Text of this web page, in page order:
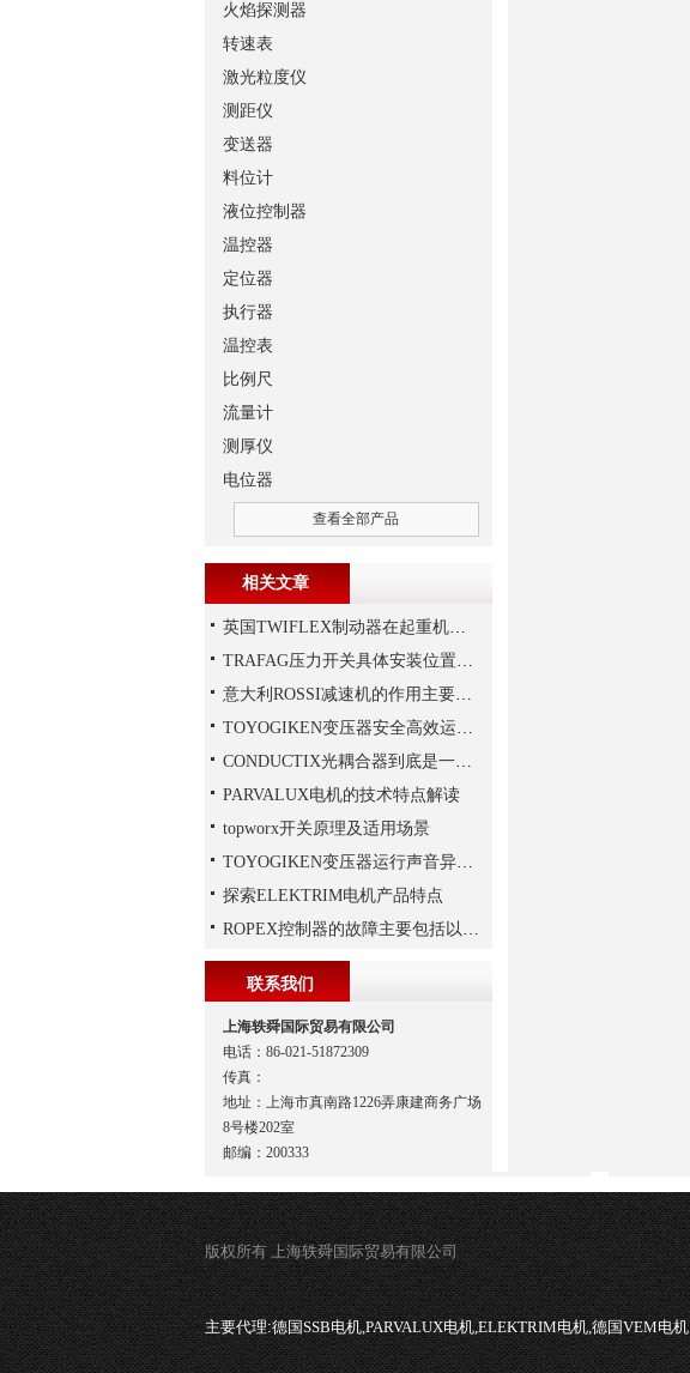
火焰探测器
转速表
激光粒度仪
测距仪
变送器
料位计
液位控制器
温控器
定位器
执行器
温控表
比例尺
流量计
测厚仪
电位器
查看全部产品
相关文章
英国TWIFLEX制动器在起重机作业中出现常见故障的原因
TRAFAG压力开关具体安装位置的选择
意大利ROSSI减速机的作用主要包括哪些？
TOYOGIKEN变压器安全高效运行指南：规范操作与长效维护
CONDUCTIX光耦合器到底是一种怎样的装置呢
PARVALUX电机的技术特点解读
topworx开关原理及适用场景
TOYOGIKEN变压器运行声音异常的判断方法
探索ELEKTRIM电机产品特点
ROPEX控制器的故障主要包括以下几种情况
联系我们
上海轶舜国际贸易有限公司
电话：86-021-51872309
传真：
地址：上海市真南路1226弄康建商务广场
8号楼202室
邮编：200333
版权所有 上海轶舜国际贸易有限公司
主要代理:德国SSB电机,PARVALUX电机,ELEKTRIM电机,德国VEM电机